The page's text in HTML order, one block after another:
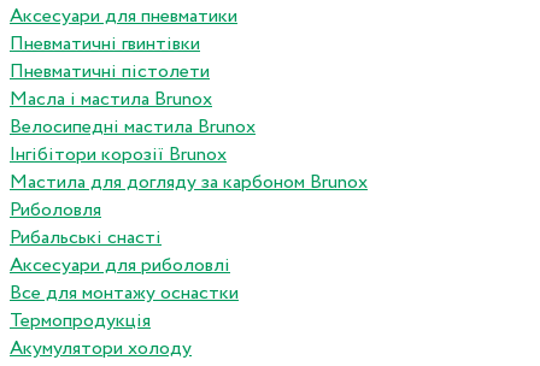
Аксесуари для пневматики
Пневматичні гвинтівки
Пневматичні пістолети
Масла і мастила Brunox
Велосипедні мастила Brunox
Інгібітори корозії Brunox
Мастила для догляду за карбоном Brunox
Риболовля
Рибальські снасті
Аксесуари для риболовлі
Все для монтажу оснастки
Термопродукція
Акумулятори холоду